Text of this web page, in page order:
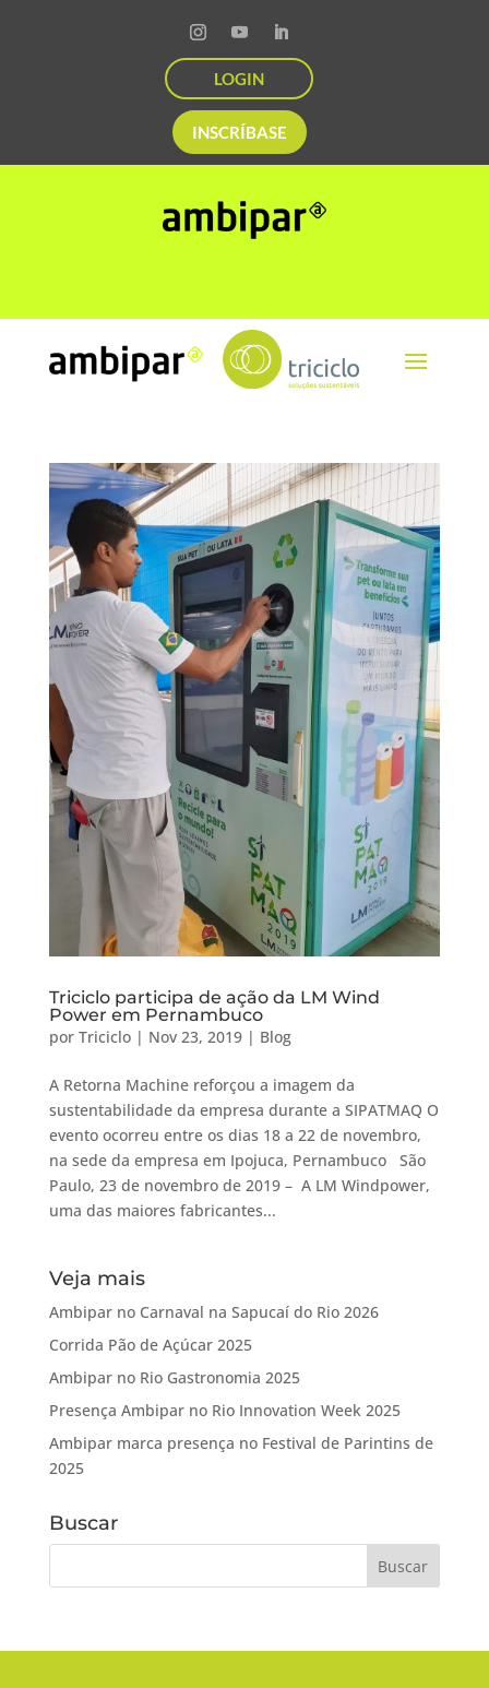
LOGIN
INSCRÍBASE
Triciclo participa de ação da LM Wind
Power em Pernambuco
por Triciclo| Nov 23, 2019| Blog
A Retorna Machine reforçou a imagem da
sustentabilidade da empresa durante a SIPATMAQ O
evento ocorreu entre os dias 18 a 22 de novembro,
na sede da empresa em Ipojuca, Pernambuco São
Paulo, 23 de novembro de 2019 – A LM Windpower,
uma das maiores fabricantes...
Veja mais
Ambipar no Carnaval na Sapucaí do Rio 2026
Corrida Pão de Açúcar 2025
Ambipar no Rio Gastronomia 2025
Presença Ambipar no Rio Innovation Week 2025
Ambipar marca presença no Festival de Parintins de
2025
Buscar